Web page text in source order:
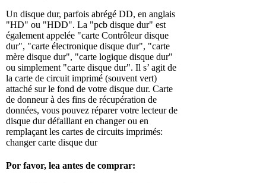
Un disque dur, parfois abrégé DD, en anglais
"HD" ou "HDD". La "pcb disque dur" est
également appelée "carte Contrôleur disque
dur", "carte électronique disque dur", "carte
mère disque dur", "carte logique disque dur"
ou simplement "carte disque dur". Il s’ agit de
la carte de circuit imprimé (souvent vert)
attaché sur le fond de votre disque dur. Carte
de donneur à des fins de récupération de
données, vous pouvez réparer votre lecteur de
disque dur défaillant en changer ou en
remplaçant les cartes de circuits imprimés:
changer carte disque dur
Por favor, lea antes de comprar: